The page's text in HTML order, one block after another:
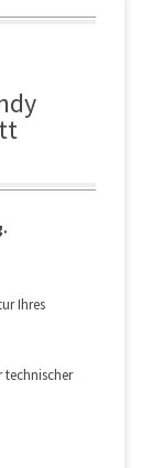
Ihres
technischer